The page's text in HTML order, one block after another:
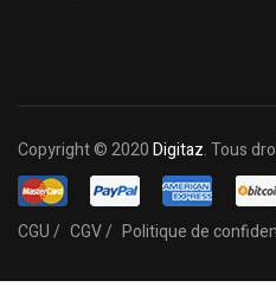
Copyright © 2020Digitaz. Tous
CGU / CGV / Politique de